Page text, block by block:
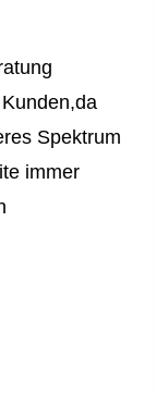
Spektrum
immer